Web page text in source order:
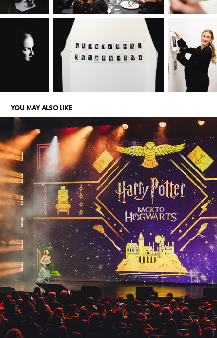
YOU MAY ALSO LIKE
BACK TO HOGWARTS, 1 SETTEMBRE 2025 - HARRY POTTER